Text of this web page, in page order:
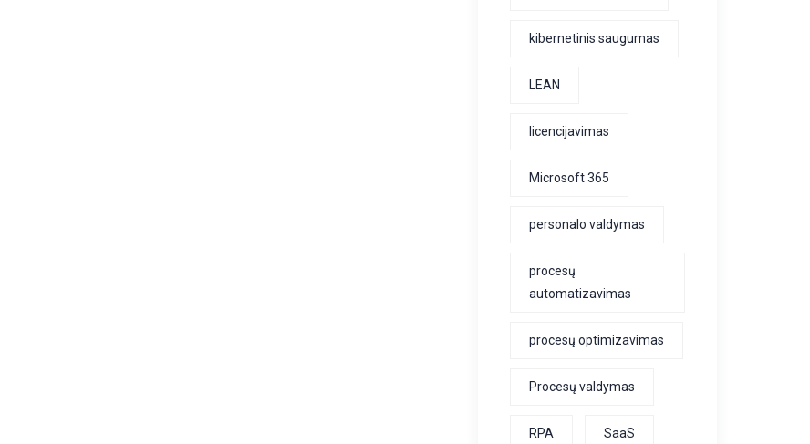
kibernetinis saugumas
LEAN
licencijavimas
Microsoft 365
personalo valdymas
procesų
automatizavimas
procesų optimizavimas
Procesų valdymas
RPA SaaS